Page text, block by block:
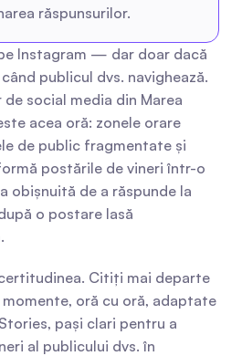
răspunsurilor.
Instagram — dar doar dacă
publicul dvs. navighează.
social media din Marea
acea oră: zonele orare
de public fragmentate și
postările de vineri într-o
obișnuită de a răspunde la
o postare lasă
Citiți mai departe
oră cu oră, adaptate
pași clari pentru a
al publicului dvs. în